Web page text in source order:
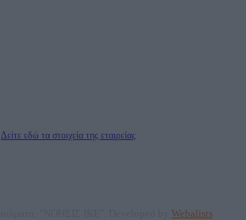
Δείτε εδώ τα στοιχεία της εταιρείας
Webalists